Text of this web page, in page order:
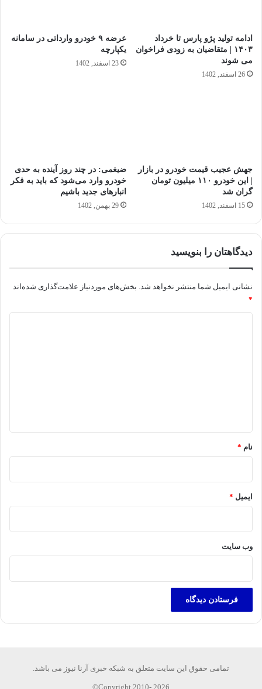
ادامه‌ تولید پژو پارس تا خرداد
١۴٠٣ | متقاضیان به زودی فراخوان
می شوند
26 اسفند, 1402
عرضه ۹ خودرو وارداتی در سامانه
یکپارچه
23 اسفند, 1402
جهش عجیب قیمت خودرو در بازار
| این خودرو ۱۱۰ میلیون تومان
گران شد
15 اسفند, 1402
ضیغمی: در چند روز آینده به حدی
خودرو وارد می‌شود که باید به فکر
انبار‌های جدید باشیم
29 بهمن, 1402
دیدگاهتان را بنویسید
نشانی ایمیل شما منتشر نخواهد شد. بخش‌های موردنیاز علامت‌گذاری شده‌اند
*
نام *
ایمیل *
وب‌ سایت
تمامی حقوق این سایت متعلق به شبکه خبری آرنا نیوز می باشد.
Copyright 2010- 2026©